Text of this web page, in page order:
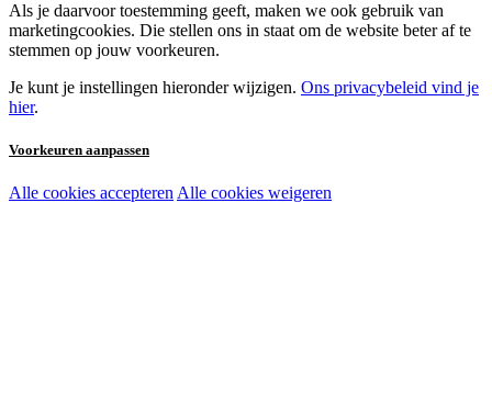
Als je daarvoor toestemming geeft, maken we ook gebruik van
marketingcookies. Die stellen ons in staat om de website beter af te
stemmen op jouw voorkeuren.
Je kunt je instellingen hieronder wijzigen. Ons privacybeleid vind je
hier.
Voorkeuren aanpassen
Noodzakelijke cookies:
Alle cookies accepteren Alle cookies weigeren